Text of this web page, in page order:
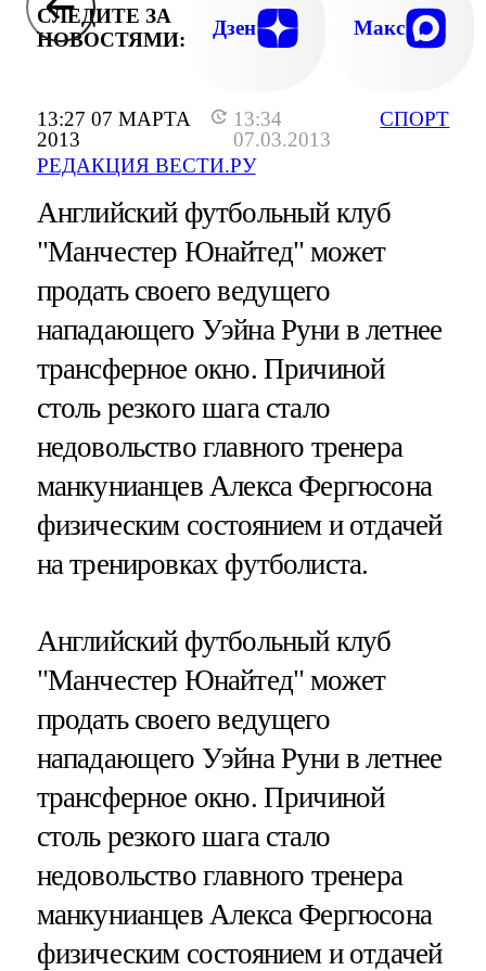
13:27 07 МАРТА
2013
13:34
07.03.2013
РЕДАКЦИЯ ВЕСТИ.РУ
СПОРТ
СЛЕДИТЕ ЗА
НОВОСТЯМИ:
Дзен Макс
Английский футбольный клуб
"Манчестер Юнайтед" может
продать своего ведущего
нападающего Уэйна Руни в летнее
трансферное окно. Причиной
столь резкого шага стало
недовольство главного тренера
манкунианцев Алекса Фергюсона
физическим состоянием и отдачей
на тренировках футболиста.
Английский футбольный клуб
"Манчестер Юнайтед" может
продать своего ведущего
нападающего Уэйна Руни в летнее
трансферное окно. Причиной
столь резкого шага стало
недовольство главного тренера
манкунианцев Алекса Фергюсона
физическим состоянием и отдачей